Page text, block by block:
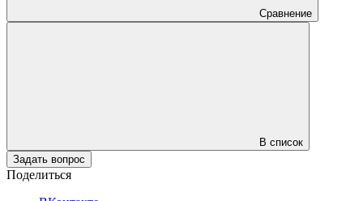
Сравнение
В список
Задать вопрос
Поделиться